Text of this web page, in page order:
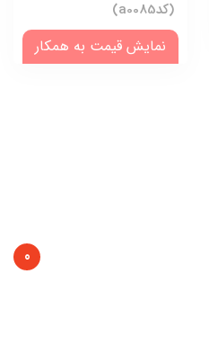
(کدa0085)
نمایش قیمت به همکار
0